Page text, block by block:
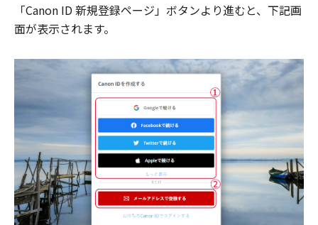
「Canon ID 新規登録ページ」ボタンより進むと、下記画
面が表示されます。